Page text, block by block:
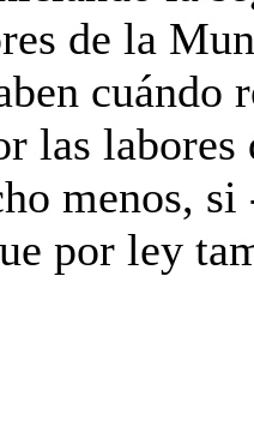
de la
cuándo
las
menos,
por ley